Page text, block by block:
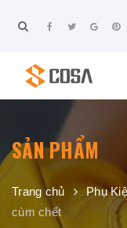
SẢN PHẨM
Trang chủ Phụ
cùm chết